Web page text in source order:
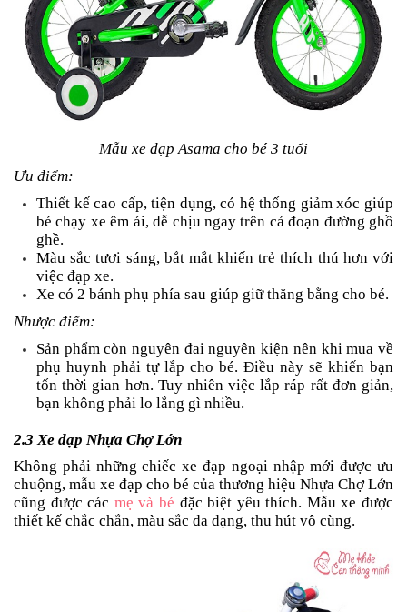
Mẫu xe đạp Asama cho bé 3 tuổi
Ưu điểm:
Thiết kế cao cấp, tiện dụng, có hệ thống giảm xóc giúp
bé chạy xe êm ái, dễ chịu ngay trên cả đoạn đường ghồ
ghề.
Màu sắc tươi sáng, bắt mắt khiến trẻ thích thú hơn với
việc đạp xe.
Xe có 2 bánh phụ phía sau giúp giữ thăng bằng cho bé.
Nhược điểm:
Sản phẩm còn nguyên đai nguyên kiện nên khi mua về
phụ huynh phải tự lắp cho bé. Điều này sẽ khiến bạn
tốn thời gian hơn. Tuy nhiên việc lắp ráp rất đơn giản,
bạn không phải lo lắng gì nhiều.
2.3 Xe đạp Nhựa Chợ Lớn
Không phải những chiếc xe đạp ngoại nhập mới được ưu
chuộng, mẫu xe đạp cho bé của thương hiệu Nhựa Chợ Lớn
cũng được các mẹ và bé đặc biệt yêu thích. Mẫu xe được
thiết kế chắc chắn, màu sắc đa dạng, thu hút vô cùng.